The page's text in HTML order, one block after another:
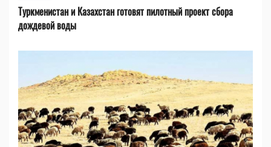
Туркменистан и Казахстан готовят пилотный проект сбора
дождевой воды